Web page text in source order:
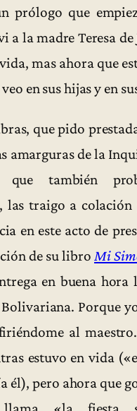
prólogo que
a la madre Teresa de
mas ahora que
en sus hijas y en
que pido
amarguras de la
también
las traigo a
en este acto de
de su libro Mi
en buena hora
Porque
al
estuvo en vida
él), pero ahora que